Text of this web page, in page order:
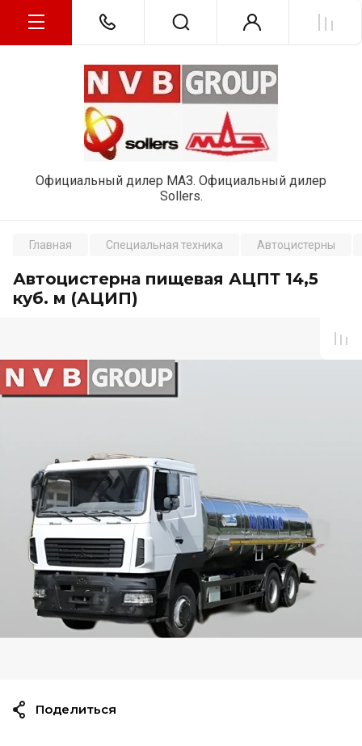
Официальный дилер МАЗ. Официальный дилер
Sollers.
Главная Специальная техника Автоцистерны
Автоцистерна пищевая АЦПТ 14,5
куб. м (АЦИП)
Поделиться